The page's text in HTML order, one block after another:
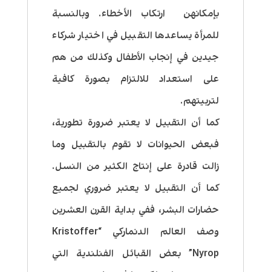
بإمكانهن ارتكاب الأخطاء. وبالنسبة
للمرأة يساعدها التقبيل في اختيار شركاء
جيدين في إنجاب الأطفال وكذلك من هم
على استعداد للالتزام بصورة كافية
لتربيتهم.
كما أن التقبيل لا يعتبر ضرورة تطورية،
فبعض الحيوانات لا تقوم بالتقبيل وما
زالت قادرة على إنتاج الكثير من النسل.
كما أن التقبيل لا يعتبر ضروري لجميع
حضارات البشر، ففي بداية القرن العشرين
وصف العالم الدنماركي “Kristoffer
Nyrop” بعض القبائل الفنلندية التي